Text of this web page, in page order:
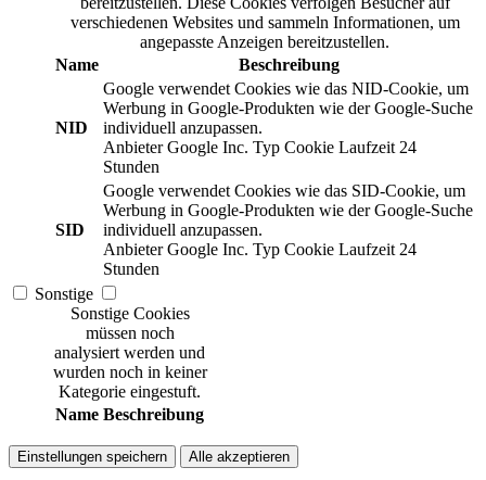
verschiedenen Websites und sammeln Informationen, um
angepasste Anzeigen bereitzustellen.
Name
Beschreibung
NID
Google verwendet Cookies wie das NID-Cookie, um
Werbung in Google-Produkten wie der Google-Suche
individuell anzupassen.
Anbieter Google Inc. Typ Cookie Laufzeit 24
Stunden
SID
Google verwendet Cookies wie das SID-Cookie, um
Werbung in Google-Produkten wie der Google-Suche
individuell anzupassen.
Anbieter Google Inc. Typ Cookie Laufzeit 24
Stunden
Sonstige
Sonstige Cookies
müssen noch
analysiert werden und
wurden noch in keiner
Kategorie eingestuft.
Name Beschreibung
Einstellungen speichern Alle akzeptieren